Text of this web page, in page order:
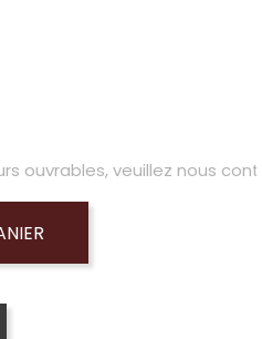
ouvrables, veuillez nous